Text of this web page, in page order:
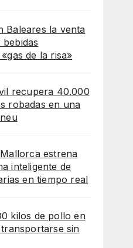
Baleares la venta
de la risa»
recupera 40.000
robadas en una
estrena
inteligente de
en tiempo real
kilos de pollo en
sin